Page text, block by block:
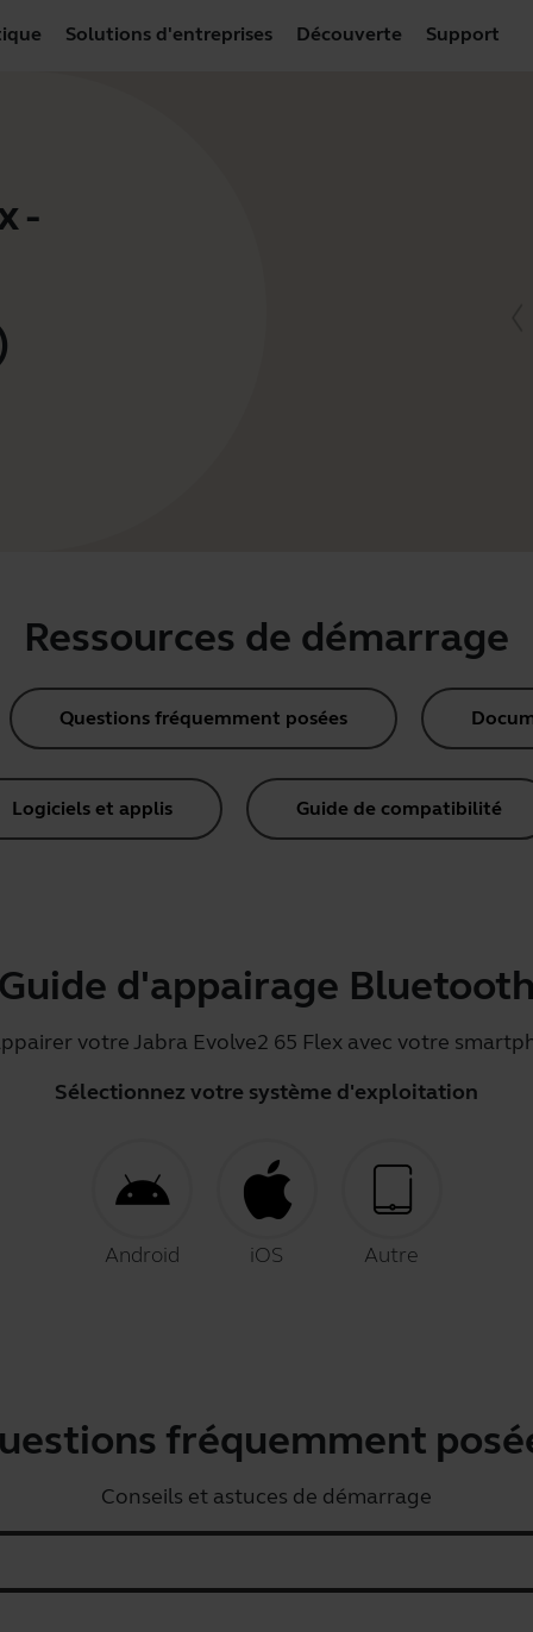
Solutions d'entreprises Découverte Support
-
Ressources de démarrage
Questions fréquemment posées
Logiciels et applis Guide de compatibilité
Guide d'appairage
votre Jabra Evolve2 65 Flex avec votre
Sélectionnez votre système d'exploitation
Android iOS Autre
fréquemment
Conseils et astuces de démarrage